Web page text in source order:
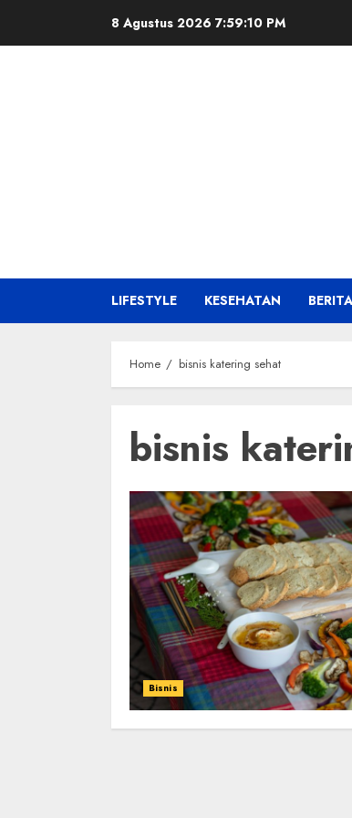
8 Agustus 2026 7:59:11 PM
LIFESTYLE KESEHATAN BERITA
Home bisnis katering sehat
bisnis
Bisnis